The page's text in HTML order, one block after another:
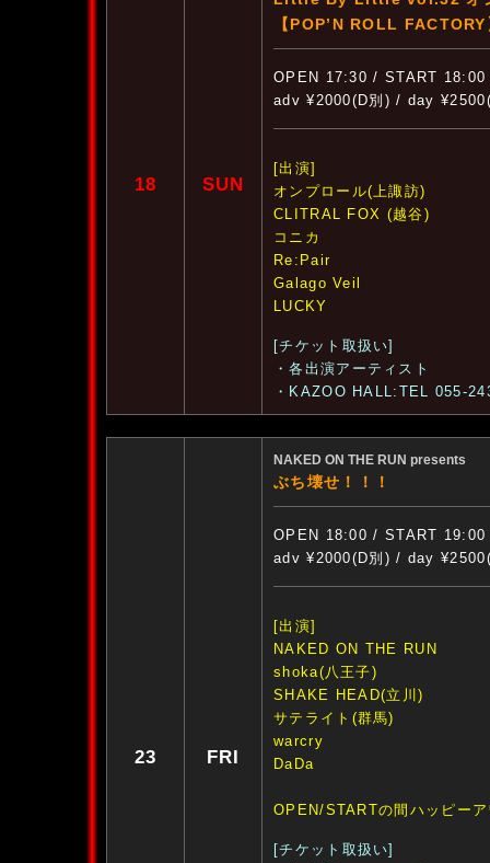
18 SUN
【POP’N ROLL
OPEN 17:30 / START 18:00
adv ¥2000(D別) / day
[出演]
オンプロール(上諏訪)
CLITRAL FOX (越谷)
コニカ
Re:Pair
Galago Veil
LUCKY
[チケット取扱い]
・各出演アーティスト
・KAZOO HALL:TEL 055-
23 FRI
NAKED ON THE RUN presents
ぶち壊せ！！！
OPEN 18:00 / START 19:00
adv ¥2000(D別) / day
[出演]
NAKED ON THE RUN
shoka(八王子)
SHAKE HEAD(立川)
サテライト(群馬)
warcry
DaDa
OPEN/STARTの間ハッピー
[チケット取扱い]